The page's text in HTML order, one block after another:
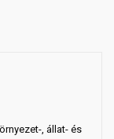
, állat- és